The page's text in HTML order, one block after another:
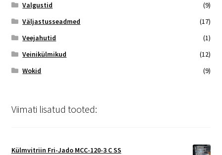
Valgustid
(9)
Väljastusseadmed
(17)
Veejahutid
(1)
Veinikülmikud
(12)
Wokid
(9)
Viimati lisatud tooted:
Külmvitriin Fri-Jado MCC-120-3 C SS